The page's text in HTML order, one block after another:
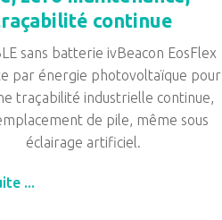
continue
sans batterie ivBeacon EosFlex
par énergie photovoltaïque pour
traçabilité industrielle continue,
de pile, même sous
éclairage artificiel.
...